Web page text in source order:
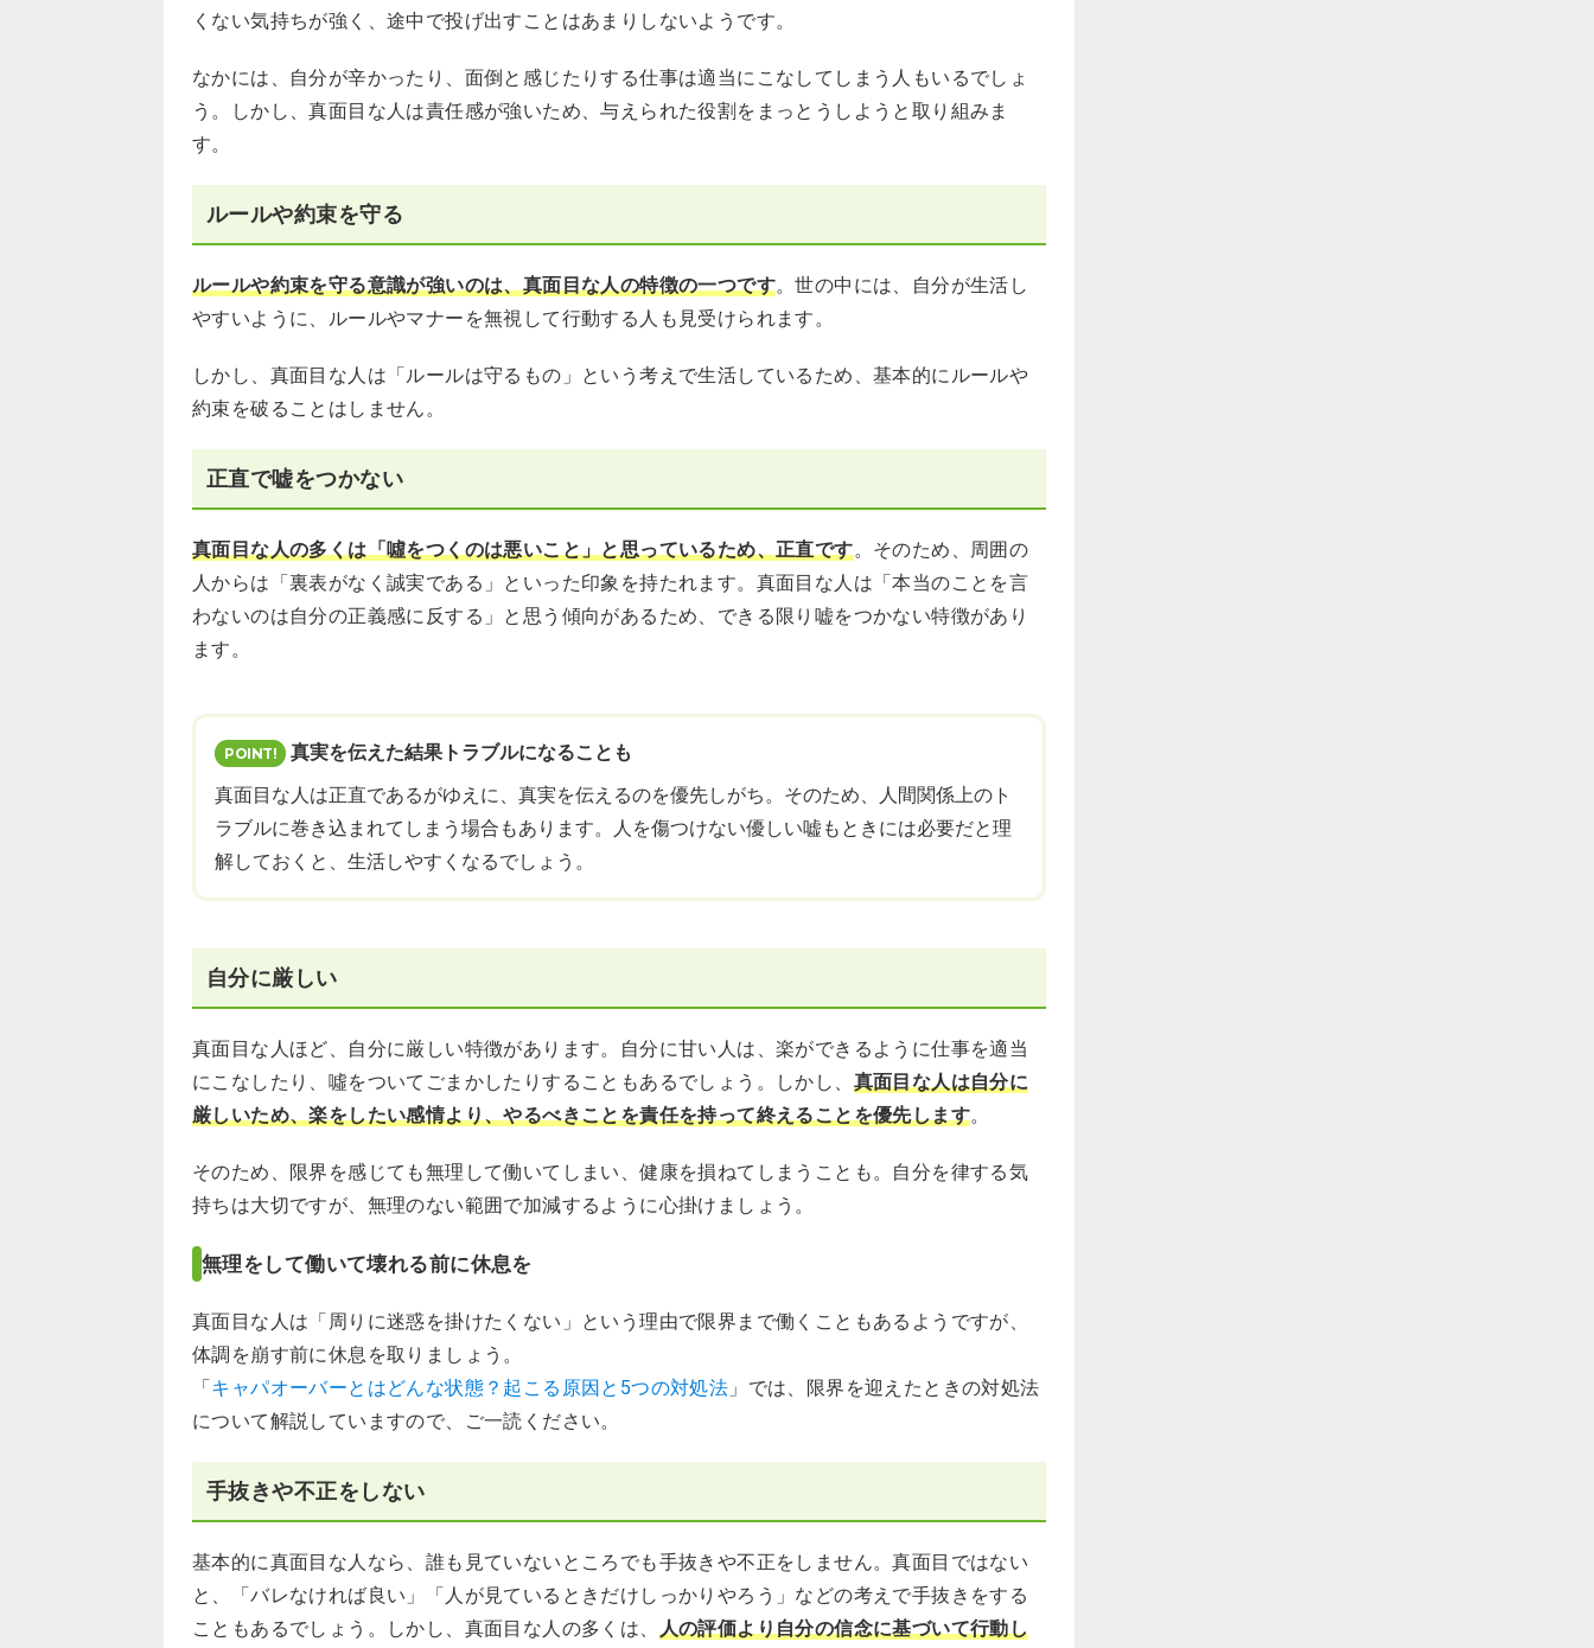
くない気持ちが強く、途中で投げ出すことはあまりしないようです。
なかには、自分が辛かったり、面倒と感じたりする仕事は適当にこなしてしまう人もいるでしょ
う。しかし、真面目な人は責任感が強いため、与えられた役割をまっとうしようと取り組みま
す。
ルールや約束を守る
ルールや約束を守る意識が強いのは、真面目な人の特徴の一つです。世の中には、自分が生活し
やすいように、ルールやマナーを無視して行動する人も見受けられます。
しかし、真面目な人は「ルールは守るもの」という考えで生活しているため、基本的にルールや
約束を破ることはしません。
正直で嘘をつかない
真面目な人の多くは「噓をつくのは悪いこと」と思っているため、正直です。そのため、周囲の
人からは「裏表がなく誠実である」といった印象を持たれます。真面目な人は「本当のことを言
わないのは自分の正義感に反する」と思う傾向があるため、できる限り嘘をつかない特徴があり
ます。
真実を伝えた結果トラブルになることも
真面目な人は正直であるがゆえに、真実を伝えるのを優先しがち。そのため、人間関係上のト
ラブルに巻き込まれてしまう場合もあります。人を傷つけない優しい嘘もときには必要だと理
解しておくと、生活しやすくなるでしょう。
自分に厳しい
真面目な人ほど、自分に厳しい特徴があります。自分に甘い人は、楽ができるように仕事を適当
にこなしたり、噓をついてごまかしたりすることもあるでしょう。しかし、 真面目な人は自分に
厳しいため、楽をしたい感情より、やるべきことを責任を持って終えることを優先します。
そのため、限界を感じても無理して働いてしまい、健康を損ねてしまうことも。自分を律する気
持ちは大切ですが、無理のない範囲で加減するように心掛けましょう。
無理をして働いて壊れる前に休息を
真面目な人は「周りに迷惑を掛けたくない」という理由で限界まで働くこともあるようですが、
体調を崩す前に休息を取りましょう。
「キャパオーバーとはどんな状態？起こる原因と5つの対処法 」では、限界を迎えたときの対処法
について解説していますので、ご一読ください。
手抜きや不正をしない
基本的に真面目な人なら、誰も見ていないところでも手抜きや不正をしません。真面目ではない
と、「バレなければ良い」「人が見ているときだけしっかりやろう」などの考えで手抜きをする
こともあるでしょう。しかし、真面目な人の多くは、 人の評価より自分の信念に基づいて行動し